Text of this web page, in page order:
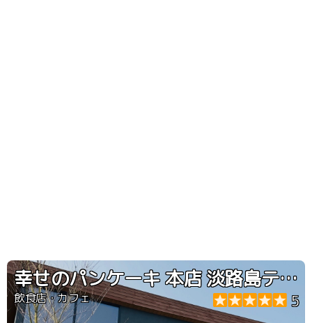
幸せのパンケーキ 本店 淡路島テラス
飲食店・カフェ 5